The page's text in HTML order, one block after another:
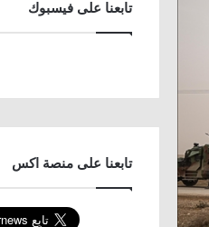
تابعنا على فيسبوك
تابعنا على منصة اكس